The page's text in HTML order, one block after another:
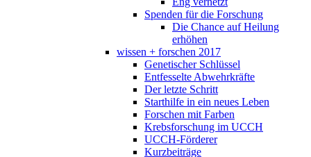
Spenden für die Forschung
Die Chance auf Heilung
erhöhen
wissen + forschen 2017
Genetischer Schlüssel
Entfesselte Abwehrkräfte
Der letzte Schritt
Starthilfe in ein neues Leben
Forschen mit Farben
Krebsforschung im UCCH
UCCH-Förderer
Kurzbeiträge